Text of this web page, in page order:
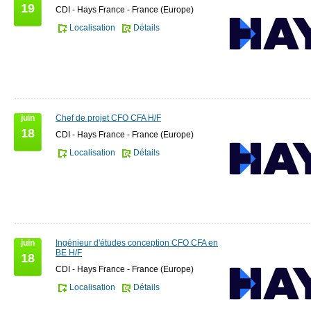
19
CDI - Hays France - France (Europe)
Localisation
Détails
juin
18
Chef de projet CFO CFA H/F
CDI - Hays France - France (Europe)
Localisation
Détails
juin
18
Ingénieur d'études conception CFO CFA en
BE H/F
CDI - Hays France - France (Europe)
Localisation
Détails